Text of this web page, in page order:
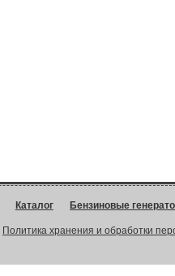
Каталог Бензиновые
Политика хранения и обработки